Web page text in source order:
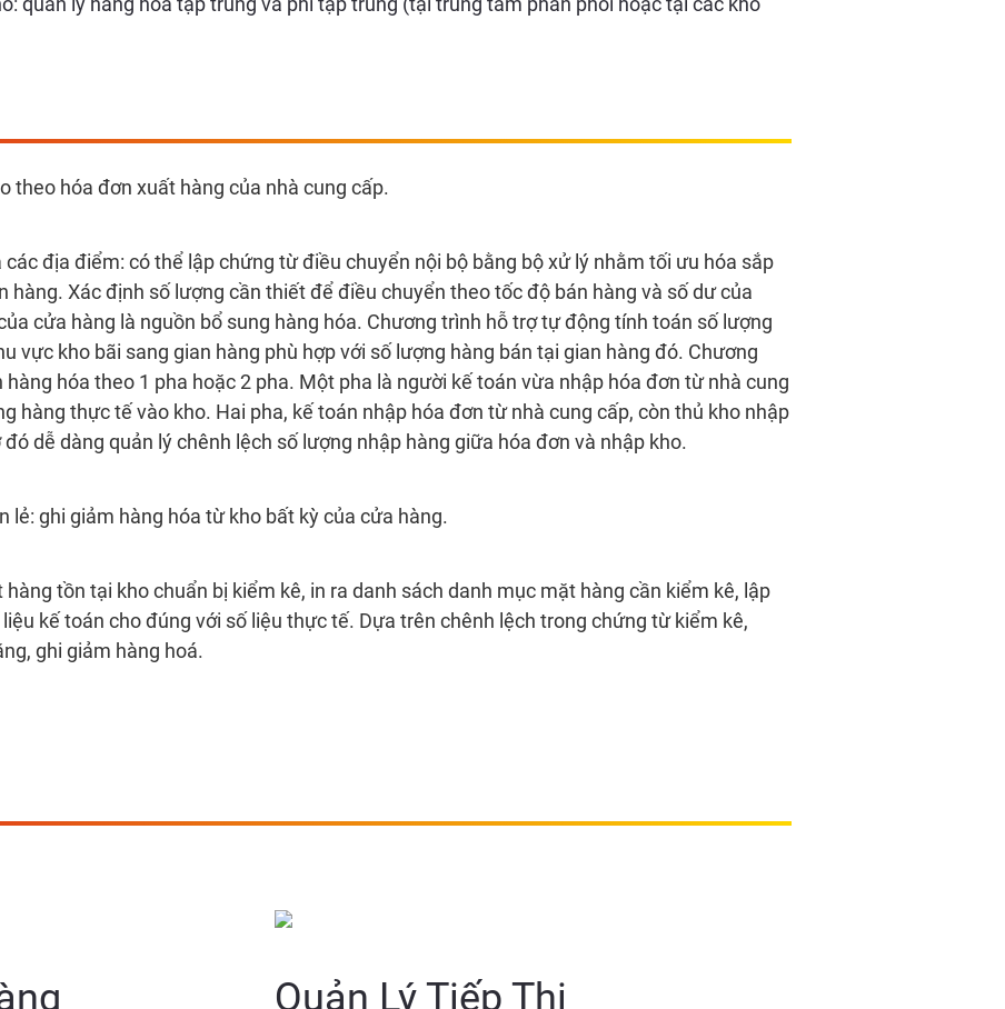
theo hóa đơn xuất hàng của nhà cung cấp.
địa điểm: có thể lập chứng từ điều chuyển nội bộ bằng bộ xử lý nhằm tối ưu hóa sắp
hàng. Xác định số lượng cần thiết để điều chuyển theo tốc độ bán hàng và số dư của
cửa hàng là nguồn bổ sung hàng hóa. Chương trình hỗ trợ tự động tính toán số lượng
vực kho bãi sang gian hàng phù hợp với số lượng hàng bán tại gian hàng đó. Chương
hóa theo 1 pha hoặc 2 pha. Một pha là người kế toán vừa nhập hóa đơn từ nhà cung
hàng thực tế vào kho. Hai pha, kế toán nhập hóa đơn từ nhà cung cấp, còn thủ kho nhập
dễ dàng quản lý chênh lệch số lượng nhập hàng giữa hóa đơn và nhập kho.
lẻ: ghi giảm hàng hóa từ kho bất kỳ của cửa hàng.
tồn tại kho chuẩn bị kiểm kê, in ra danh sách danh mục mặt hàng cần kiểm kê, lập
kế toán cho đúng với số liệu thực tế. Dựa trên chênh lệch trong chứng từ kiểm kê,
ghi giảm hàng hoá.
Quản Lý Tiếp Thị